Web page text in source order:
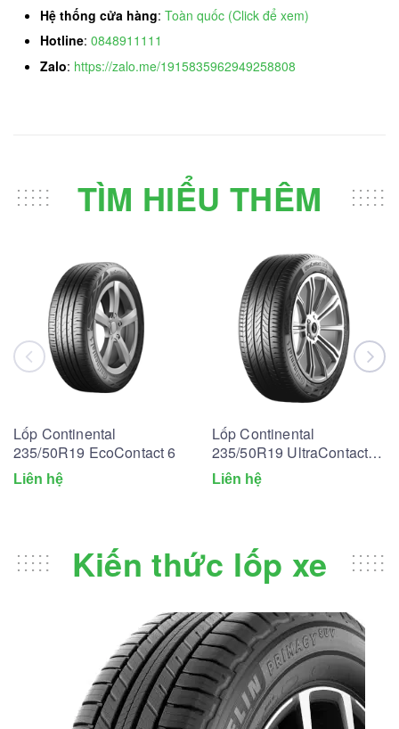
Hệ thống cửa hàng: Toàn quốc (Click để xem)
Hotline: 0848911111
Zalo: https://zalo.me/1915835962949258808
TÌM HIỂU THÊM
Lốp Continental
235/50R19 EcoContact 6
Liên hệ
Lốp Continental
235/50R19 UltraContact
UC6
Liên hệ
Kiến thức lốp xe